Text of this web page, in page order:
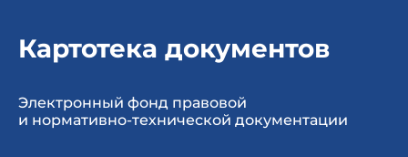
Картотека документов
Электронный фонд правовой
и нормативно-технической документации